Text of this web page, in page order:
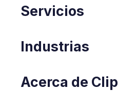
Servicios
Industrias
Acerca de Clip